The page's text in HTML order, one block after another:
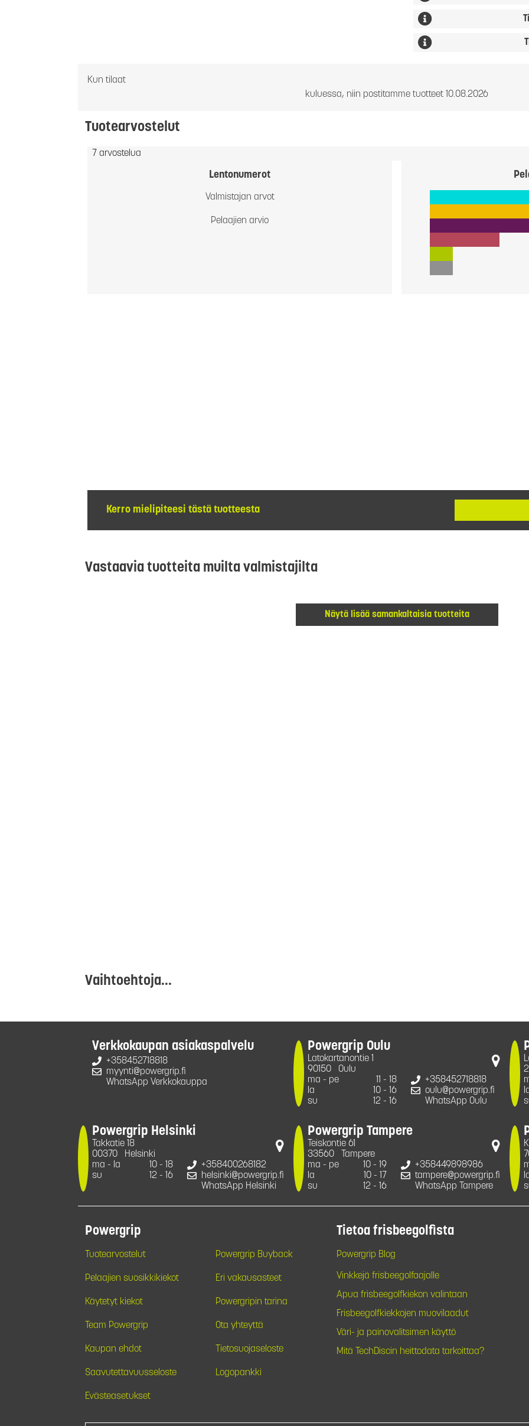
Kun tilaat
kuluessa, niin postitamme tuotteet 10.08.2026
Tuotearvostelut
7 arvostelua
Lentonumerot
Valmistajan arvot
Pelaajien arvio
Kerro mielipiteesi tästä tuotteesta
Vastaavia tuotteita muilta valmistajilta
Näytä lisää samankaltaisia tuotteita
Vaihtoehtoja...
Verkkokaupan asiakaspalvelu
+358452718818
myynti@powergrip.fi
WhatsApp Verkkokauppa
Powergrip Oulu
Latokartanontie 1
90150
Oulu
ma - pe
11 - 18
la
10 - 16
su
12 - 16
+358452718818
oulu@powergrip.fi
WhatsApp Oulu
Powergrip Helsinki
Takkatie 18
00370
Helsinki
ma - la
10 - 18
su
12 - 16
+358400268182
helsinki@powergrip.fi
WhatsApp Helsinki
Powergrip Tampere
Teiskontie 61
33560
Tampere
ma - pe
10 - 19
la
10 - 17
su
12 - 16
+358449898986
tampere@powergrip.fi
WhatsApp Tampere
Powergrip
Tuotearvostelut Powergrip Buyback
Pelaajien suosikkikiekot Eri vakausasteet
Käytetyt kiekot Powergripin tarina
Team Powergrip Ota yhteyttä
Kaupan ehdot Tietosuojaseloste
Saavutettavuusseloste Logopankki
Evästeasetukset
Tietoa frisbeegolfista
Powergrip Blog
Vinkkejä frisbeegolfaajalle
Apua frisbeegolfkiekon valintaan
Frisbeegolfkiekkojen muovilaadut
Väri- ja painovalitsimen käyttö
Mitä TechDiscin heittodata tarkoittaa?